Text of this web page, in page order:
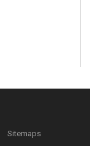
Sitemaps